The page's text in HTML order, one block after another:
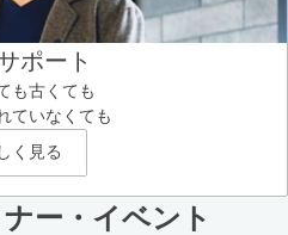
ポート
も古くても
ていなくても
く見る
ー・イベント